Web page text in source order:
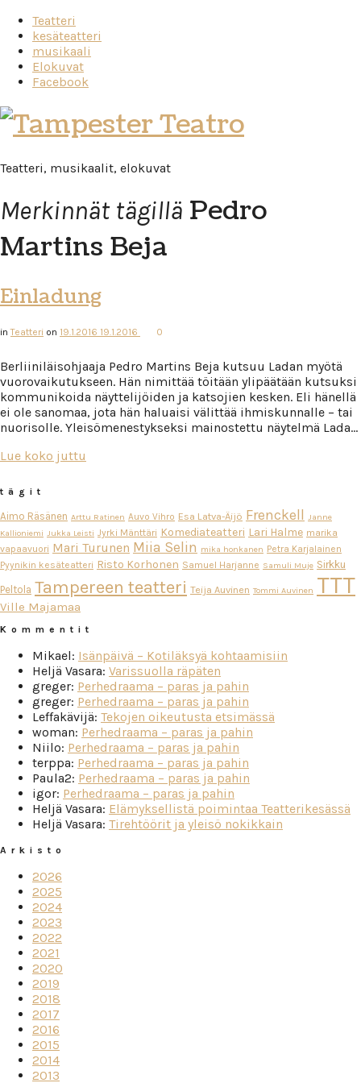
Teatteri
kesäteatteri
musikaali
Elokuvat
Facebook
Tampester
Teatro
Teatteri, musikaalit, elokuvat
Merkinnät tägillä Pedro
Martins Beja
Einladung
inTeatteri on 19.1.2016 19.1.2016 0
Berliiniläisohjaaja Pedro Martins Beja kutsuu Ladan myötä
vuorovaikutukseen. Hän nimittää töitään ylipäätään kutsuksi
kommunikoida näyttelijöiden ja katsojien kesken. Eli hänellä
ei ole sanomaa, jota hän haluaisi välittää ihmiskunnalle – tai
nuorisolle. Yleisömenestykseksi mainostettu näytelmä Lada…
Lue koko juttu
tägit
Aimo Räsänen Arttu Ratinen Auvo Vihro Esa Latva-Äijö Frenckell Janne
Kallioniemi Jukka Leisti Jyrki Mänttäri Komediateatteri Lari Halme marika
vapaavuori Mari Turunen Miia Selin mika honkanen Petra Karjalainen
Pyynikin kesäteatteri Risto Korhonen Samuel Harjanne Samuli Muje Sirkku
Peltola Tampereen teatteri Teija Auvinen Tommi Auvinen TTT
Ville Majamaa
Kommentit
Mikael: Isänpäivä – Kotiläksyä kohtaamisiin
Heljä Vasara: Varissuolla räpäten
greger: Perhedraama – paras ja pahin
greger: Perhedraama – paras ja pahin
Leffakävijä: Tekojen oikeutusta etsimässä
woman: Perhedraama – paras ja pahin
Niilo: Perhedraama – paras ja pahin
terppa: Perhedraama – paras ja pahin
Paula2: Perhedraama – paras ja pahin
igor: Perhedraama – paras ja pahin
Heljä Vasara: Elämyksellistä poimintaa Teatterikesässä
Heljä Vasara: Tirehtöörit ja yleisö nokikkain
Arkisto
2026
2025
2024
2023
2022
2021
2020
2019
2018
2017
2016
2015
2014
2013